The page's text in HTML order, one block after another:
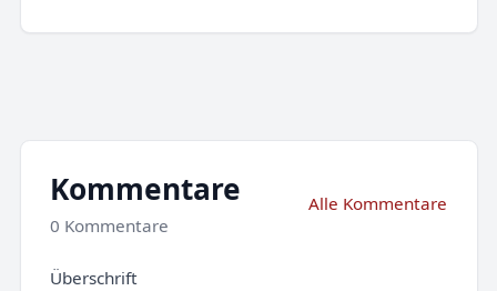
Kommentare
0 Kommentare
Alle Kommentare
Überschrift